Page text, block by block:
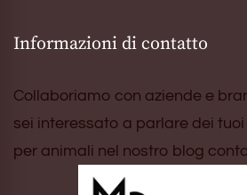
Informazioni di contatto
Collaboriamo con aziende e
sei interessato a parlare dei
per animali nel nostro blog